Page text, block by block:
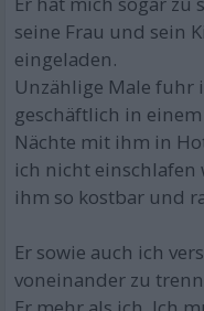
seine Frau und sein
eingeladen.
Unzählige Male fuhr
geschäftlich in
Nächte mit ihm in
ich nicht
ihm so kostbar und
Er sowie auch ich
voneinander zu